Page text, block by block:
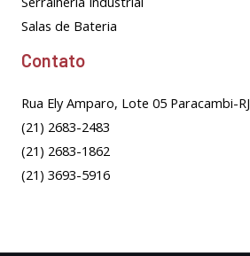
Salas de Bateria
Contato
Rua Ely Amparo, Lote 05 Paracambi-RJ
(21) 2683-2483
(21) 2683-1862
(21) 3693-5916